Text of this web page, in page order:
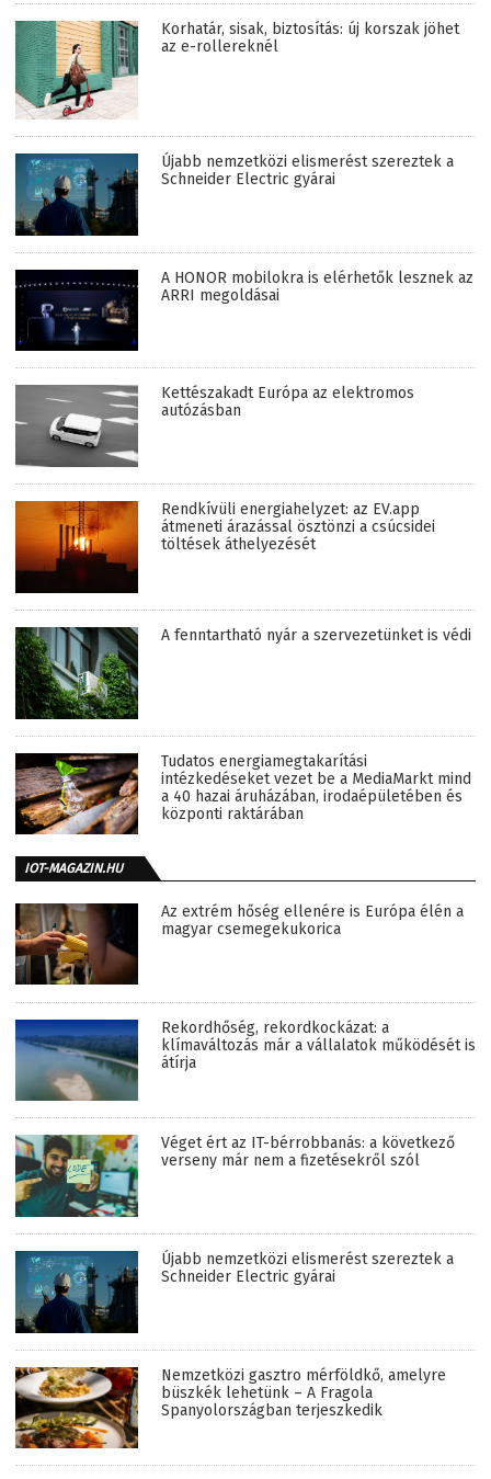
Korhatár, sisak, biztosítás: új korszak jöhet
az e-rollereknél
Újabb nemzetközi elismerést szereztek a
Schneider Electric gyárai
A HONOR mobilokra is elérhetők lesznek az
ARRI megoldásai
Kettészakadt Európa az elektromos
autózásban
Rendkívüli energiahelyzet: az EV.app
átmeneti árazással ösztönzi a csúcsidei
töltések áthelyezését
A fenntartható nyár a szervezetünket is védi
Tudatos energiamegtakarítási
intézkedéseket vezet be a MediaMarkt mind
a 40 hazai áruházában, irodaépületében és
központi raktárában
IOT-MAGAZIN.HU
Az extrém hőség ellenére is Európa élén a
magyar csemegekukorica
Rekordhőség, rekordkockázat: a
klímaváltozás már a vállalatok működését is
átírja
Véget ért az IT-bérrobbanás: a következő
verseny már nem a fizetésekről szól
Újabb nemzetközi elismerést szereztek a
Schneider Electric gyárai
Nemzetközi gasztro mérföldkő, amelyre
büszkék lehetünk – A Fragola
Spanyolországban terjeszkedik